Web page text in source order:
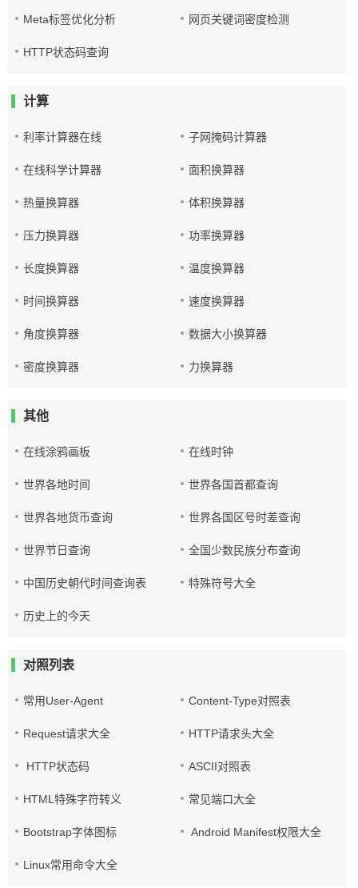
Meta标签优化分析 网页关键词密度检测
HTTP状态码查询
计算
利率计算器在线 子网掩码计算器
在线科学计算器 面积换算器
热量换算器 体积换算器
压力换算器 功率换算器
长度换算器 温度换算器
时间换算器 速度换算器
角度换算器 数据大小换算器
密度换算器 力换算器
其他
在线涂鸦画板 在线时钟
世界各地时间 世界各国首都查询
世界各地货币查询 世界各国区号时差查询
世界节日查询 全国少数民族分布查询
中国历史朝代时间查询表 特殊符号大全
历史上的今天
对照列表
常用User-Agent Content-Type对照表
Request请求大全 HTTP请求头大全
HTTP状态码 ASCII对照表
HTML特殊字符转义 常见端口大全
Bootstrap字体图标 Android Manifest权限大全
Linux常用命令大全